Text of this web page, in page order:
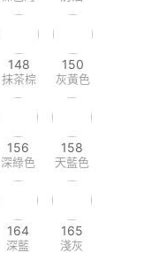
148
抹茶棕
150
灰黃色
156
深綠色
158
天藍色
164
深藍
165
淺灰